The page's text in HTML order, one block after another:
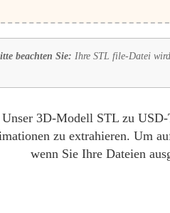
beachten Sie: Ihre STL file-Datei
Unser 3D-Modell STL zu
zu extrahieren. Um
wenn Sie Ihre Dateien